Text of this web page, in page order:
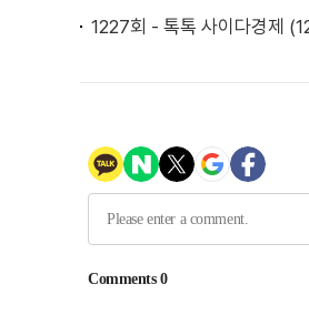
1227회 - 톡톡 사이다경제